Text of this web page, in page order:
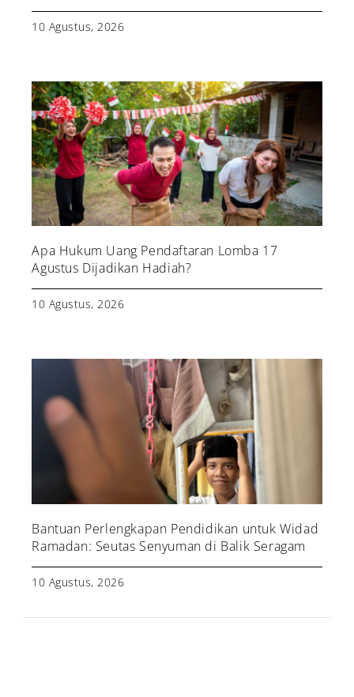
10 Agustus, 2026
Apa Hukum Uang Pendaftaran Lomba 17
Agustus Dijadikan Hadiah?
10 Agustus, 2026
Bantuan Perlengkapan Pendidikan untuk Widad
Ramadan: Seutas Senyuman di Balik Seragam
10 Agustus, 2026